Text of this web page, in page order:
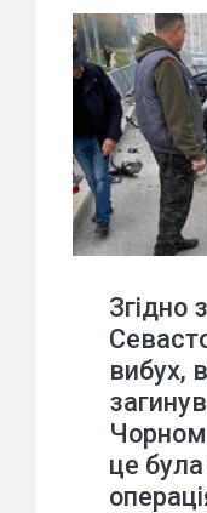
Згідно
вибух,
це